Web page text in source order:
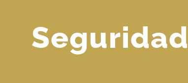
Seguridad